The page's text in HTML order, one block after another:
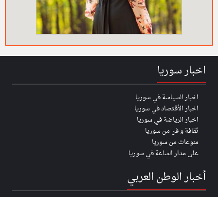
اخبار سوريا
اخبار السياسة في سوريا
اخبار الأقتصاد في سوريا
اخبار الرياضة في سوريا
ثقافة و فن من سوريا
منوعات من سوريا
على مدار الساعة في سوريا
أخبار الوطن العربي